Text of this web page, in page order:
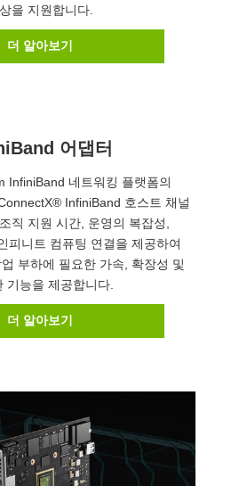
을 지원합니다.
더 알아보기
어댑터
InfiniBand 네트워킹 플랫폼의
InfiniBand 호스트 채널
직 지원 시간, 운영의 복잡성,
피니트 컴퓨팅 연결을 제공하여
부하에 필요한 가속, 확장성 및
기능을 제공합니다.
더 알아보기